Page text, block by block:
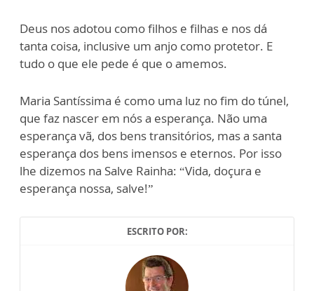
Deus nos adotou como filhos e filhas e nos dá
tanta coisa, inclusive um anjo como protetor. E
tudo o que ele pede é que o amemos.
Maria Santíssima é como uma luz no fim do túnel,
que faz nascer em nós a esperança. Não uma
esperança vã, dos bens transitórios, mas a santa
esperança dos bens imensos e eternos. Por isso
lhe dizemos na Salve Rainha: “Vida, doçura e
esperança nossa, salve!”
ESCRITO POR: